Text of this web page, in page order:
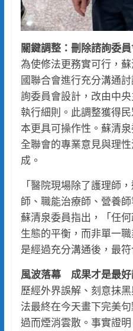
關鍵調整：刪除諮詢委
為使修法更務實可行，
國聯合會進行充分溝通
詢委員會設計，改由中
執行細則。此調整獲得
本更具可操作性。蘇清
全聯會的專業意見與理
成。
「醫院現場除了護理師
師、職能治療師、營養
蘇清泉委員指出，「任
生態的平衡，而非單一
是經過充分溝通後，最符
風波落幕 成果才是最好
歷經外界誤解、刻意抹
法最終在今天畫下完美
過而煙消雲散。事實證